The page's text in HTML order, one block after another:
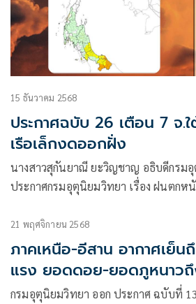
15 ธันวาคม 2568
ประกาศฉบับ 26 เตือน 7 จ.
เรือเล็กงดออกฝั่ง
นางสาวสุกันยาณี ยะวิญชาญ อธิบดีกรม
ประกาศกรมอุตุนิยมวิทยา เรื่อง ฝนตกห
16 ธันวาคม 2568) ฉบับที่ 26 โดยมีใจคว
21 พฤศจิกายน 2568
ภาคเหนือ-อีสาน อากาศเย็
แรง ยอดดอย-ยอดภูหนาว
กรมอุตุนิยมวิทยา ออก ประกาศ ฉบับที่ 13 อากาศหนาวเย็น